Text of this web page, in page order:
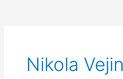
Nikola Vejin